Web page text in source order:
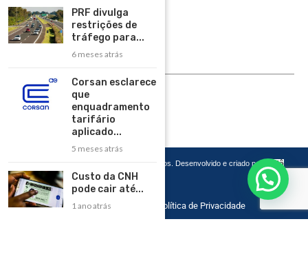
Política de Privacidade
Rádio Maristela - Ao Vivo
ASSINE
Copyright 2026 – Todos os Direitos Reservados. Desenvolvido e criado por
Cadô
Agência de Marketing
Home Contato Política de Privacidade
PRF divulga
restrições de
tráfego para...
6 meses atrás
Corsan esclarece
que
enquadramento
tarifário
aplicado...
5 meses atrás
Custo da CNH
pode cair até...
1 ano atrás